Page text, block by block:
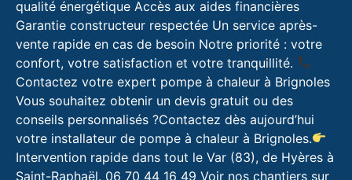
qualité énergétique Accès aux aides financières
Garantie constructeur respectée Un service après-
vente rapide en cas de besoin Notre priorité : votre
confort, votre satisfaction et votre tranquillité.
Contactez votre expert pompe à chaleur à Brignoles
Vous souhaitez obtenir un devis gratuit ou des
conseils personnalisés ?Contactez dès aujourd’hui
votre installateur de pompe à chaleur à Brignoles.
Intervention rapide dans tout le Var (83), de Hyères à
Saint-Raphaël. 06 70 44 16 49 Voir nos chantiers sur